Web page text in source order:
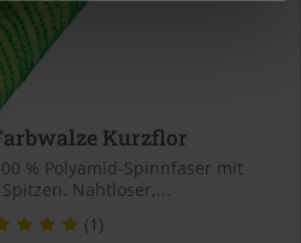
Kurzflor
% Polyamid-Spinnfaser mit
Nahtloser,...
(1)